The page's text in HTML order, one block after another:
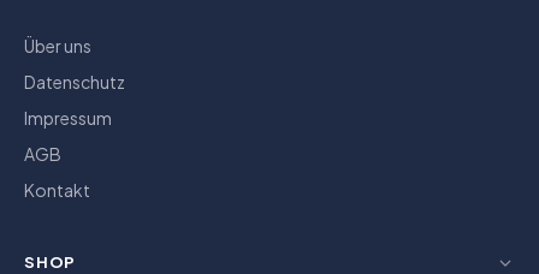
Über uns
Datenschutz
Impressum
AGB
Kontakt
SHOP